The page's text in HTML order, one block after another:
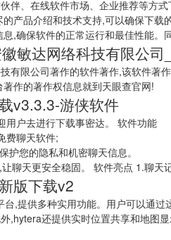
伴、在线软件市场、企业推荐等方
产品介绍和技术支持,可以确保下载
,确保软件的正常运行和最佳性能。
敏达网络科技有限公司_
有限公司著作的软件著作,该软件著
作的著作权信息就到天眼查官网!
v3.3.3-游侠软件
用户去进行下载事密达。 软件功能
费聊天软件;
您的隐私和机密聊天信息。
聊天更安全稳固。 软件亮点 1.聊天
版下载v2
,提供多种实用功能。用户可以通过
,hytera还提供实时位置共享和地图